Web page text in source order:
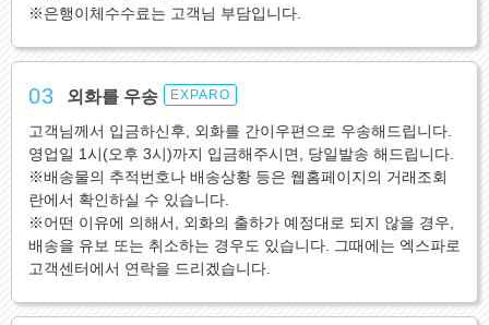
※은행이체수수료는 고객님 부담입니다.
03 외화를 우송 EXPARO
고객님께서 입금하신후, 외화를 간이우편으로 우송해드립니다.
영업일 1시(오후 3시)까지 입금해주시면, 당일발송 해드립니다.
※배송물의 추적번호나 배송상황 등은 웹홈페이지의 거래조회
란에서 확인하실 수 있습니다.
※어떤 이유에 의해서, 외화의 출하가 예정대로 되지 않을 경우,
배송을 유보 또는 취소하는 경우도 있습니다. 그때에는 엑스파로
고객센터에서 연락을 드리겠습니다.